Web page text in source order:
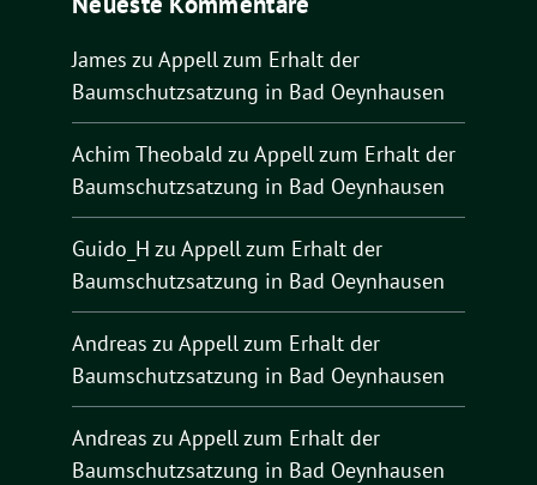
James zu Appell zum Erhalt der
Baumschutzsatzung in Bad Oeynhausen
Achim Theobald zu Appell zum Erhalt der
Baumschutzsatzung in Bad Oeynhausen
Guido_H zu Appell zum Erhalt der
Baumschutzsatzung in Bad Oeynhausen
Andreas zu Appell zum Erhalt der
Baumschutzsatzung in Bad Oeynhausen
Andreas zu Appell zum Erhalt der
Baumschutzsatzung in Bad Oeynhausen